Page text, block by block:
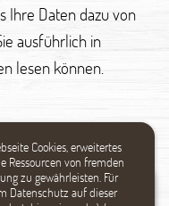
Cookies, erweitertes
Ressourcen von fremden
zu gewährleisten. Für
Datenschutz auf dieser
Ihre Daten dazu von
ausführlich in
lesen können.